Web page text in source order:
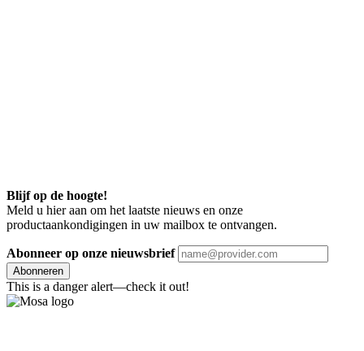
Blijf op de hoogte!
Meld u hier aan om het laatste nieuws en onze
productaankondigingen in uw mailbox te ontvangen.
Abonneer op onze nieuwsbrief
Abonneren
This is a danger alert—check it out!